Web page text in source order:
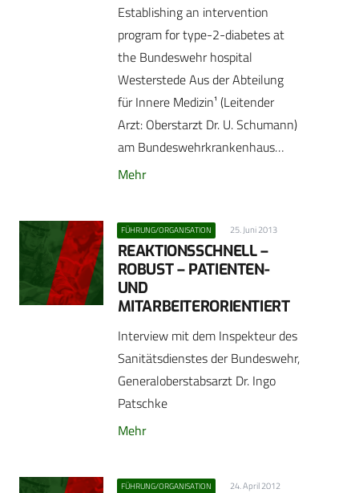
Establishing an intervention
program for type-2-diabetes at
the Bundeswehr hospital
Westerstede Aus der Abteilung
für Innere Medizin¹ (Leitender
Arzt: Oberstarzt Dr. U. Schumann)
am Bundeswehrkrankenhaus…
Mehr
FÜHRUNG/ORGANISATION 25. Juni 2013
REAKTIONSSCHNELL –
ROBUST – PATIENTEN-
UND
MITARBEITERORIENTIERT
Interview mit dem Inspekteur des
Sanitätsdienstes der Bundeswehr,
Generaloberstabsarzt Dr. Ingo
Patschke
Mehr
FÜHRUNG/ORGANISATION 24. April 2012